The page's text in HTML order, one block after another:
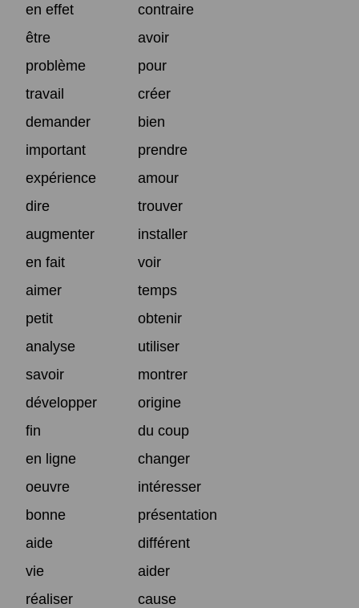
en effet
contraire
être
avoir
problème
pour
travail
créer
demander
bien
important
prendre
expérience
amour
dire
trouver
augmenter
installer
en fait
voir
aimer
temps
petit
obtenir
analyse
utiliser
savoir
montrer
développer
origine
fin
du coup
en ligne
changer
oeuvre
intéresser
bonne
présentation
aide
différent
vie
aider
réaliser
cause